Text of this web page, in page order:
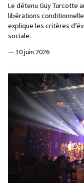
Le détenu Guy Turcotte
libérations
explique les critères
sociale.
— 10 juin 2026